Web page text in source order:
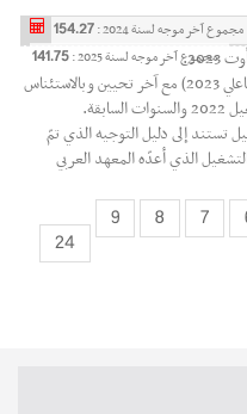
مجموع آخر موجه لسنة 2024 : 154.27
مجموع آخر موجه لسنة 2025 : 141.75
دليل التوجيه الجامعي 2023 (دليل التوجيه التفاعلي 2023) مع آخر تحيين وبالاستئناس
تستند إلى دليل التوجيه الذي تمّ
الذي أعدّه المعهد العربي
7
8
9
24